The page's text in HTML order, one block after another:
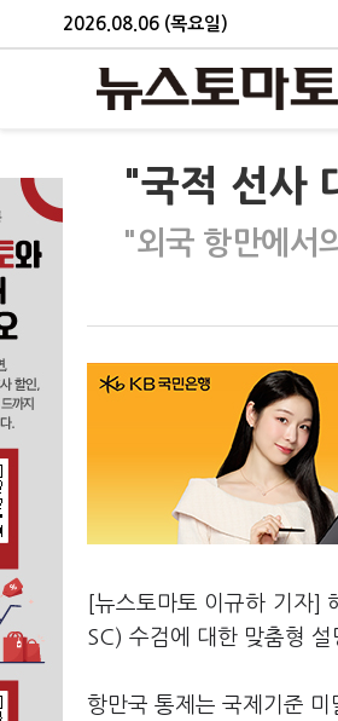
2026.08.06 (목요일)
"국적 선사
"외국 항만에서
[뉴스토마토 이규하 기자]
SC) 수검에 대한 맞춤형
항만국 통제는 국제기준 미